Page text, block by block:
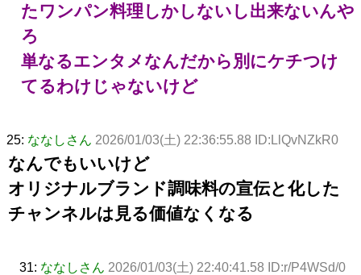
たワンパン料理しかしないし出来ないんや
ろ
単なるエンタメなんだから別にケチつけ
てるわけじゃないけど
25: ななしさん 2026/01/03(土) 22:36:55.88 ID:LlQvNZkR0
なんでもいいけど
オリジナルブランド調味料の宣伝と化した
チャンネルは見る価値なくなる
31: ななしさん 2026/01/03(土) 22:40:41.58 ID:r/P4WSd/0